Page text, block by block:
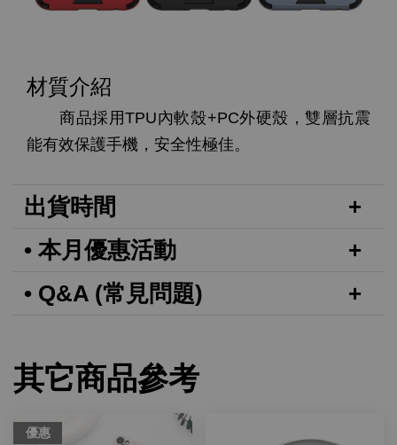
材質介紹
商品採用TPU內軟殼+PC外硬殼，雙層抗震
能有效保護手機，安全性極佳。
出貨時間
• 本月優惠活動
• Q&A (常見問題)
其它商品參考
優惠